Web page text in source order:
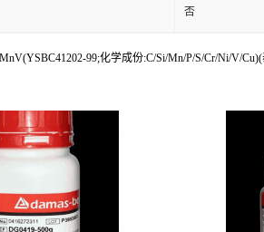
否
99;化学成份:C/Si/Mn/P/S/Cr/Ni/V/